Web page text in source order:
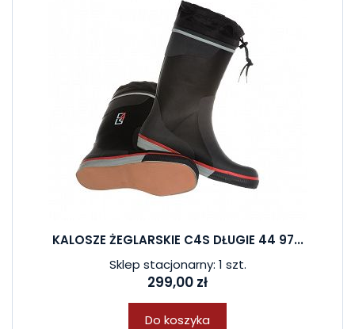
KALOSZE ŻEGLARSKIE C4S DŁUGIE 44 97...
Sklep stacjonarny: 1 szt.
299,00 zł
Do koszyka